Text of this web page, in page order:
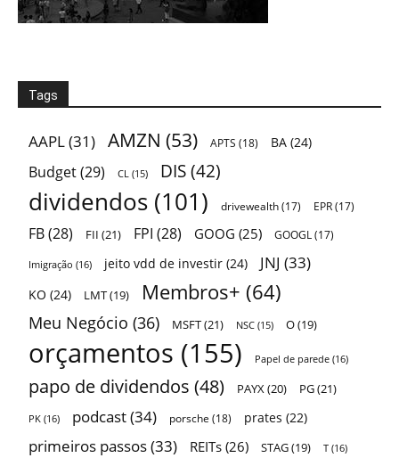
Tags
AAPL(31) AMZN (53) APTS (18) BA (24)
Budget(29) CL (15) DIS (42)
dividendos (101) drivewealth(17) EPR(17)
FB(28) FII (21) FPI (28) GOOG (25) GOOGL (17)
Imigração (16) jeito vdd de investir (24) JNJ (33)
KO (24) LMT(19) Membros+ (64)
Meu Negócio (36) MSFT(21) NSC (15) O(19)
orçamentos (155) Papel de parede (16)
papo de dividendos (48) PAYX(20) PG(21)
PK (16) podcast(34) porsche (18) prates (22)
primeiros passos(33) REITs (26) STAG(19) T (16)